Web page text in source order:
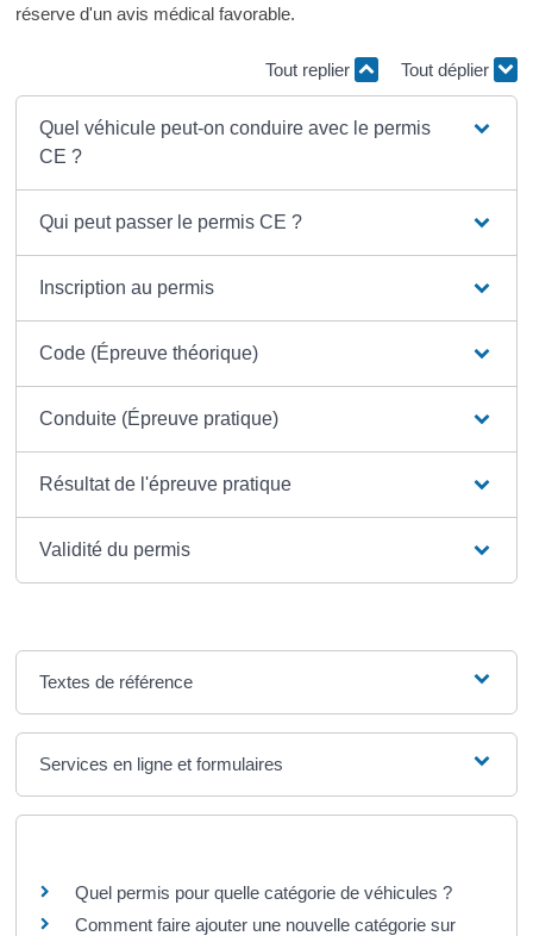
réserve d'un avis médical favorable.
Tout replier Tout déplier
Quel véhicule peut-on conduire avec le permis
CE ?
Qui peut passer le permis CE ?
Inscription au permis
Code (Épreuve théorique)
Conduite (Épreuve pratique)
Résultat de l'épreuve pratique
Validité du permis
Textes de référence
Services en ligne et formulaires
Quel permis pour quelle catégorie de véhicules ?
Comment faire ajouter une nouvelle catégorie sur